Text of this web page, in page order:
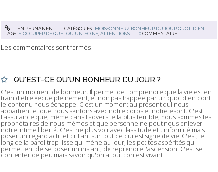
LIEN PERMANENT CATÉGORIES : MOISSONNER / BONHEUR DU JOUR QUOTIDIEN
TAGS :S'OCCUPER DE QUELQU'UN ,SOINS ,ATTENTIONS 0 COMMENTAIRE
Les commentaires sont fermés.
QU'EST-CE QU'UN BONHEUR DU JOUR ?
C'est un moment de bonheur. Il permet de comprendre que la vie est en
train d'être vécue pleinement, et non pas happée par un quotidien dont
le contenu nous échappe. C'est un moment au présent qui nous
appartient et que nous sentons avec notre corps et notre esprit. C'est
l'assurance que, même dans l'adversité la plus terrible, nous sommes les
propriétaires de nous-mêmes et que personne ne peut nous enlever
notre intime liberté. C'est ne plus voir avec lassitude et uniformité mais
poser un regard actif et brillant sur tout ce qui est signe de vie. C'est, le
long de la paroi trop lisse qui mène au jour, les petites aspérités qui
permettent de se poser un instant, de reprendre l'ascension. C'est se
contenter de peu mais savoir qu'on a tout : on est vivant.